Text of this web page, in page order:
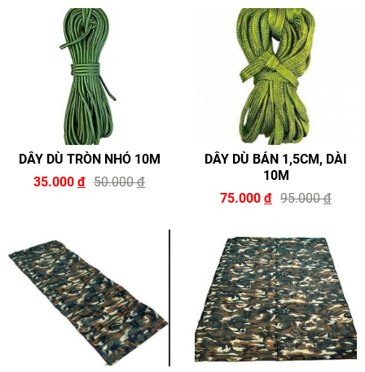
DÂY DÙ TRÒN NHỎ 10M
35.000 đ 50.000đ
DÂY DÙ BẢN 1,5CM, DÀI
10M
75.000 đ 95.000đ